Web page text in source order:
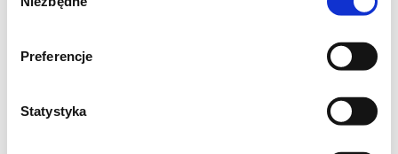
zgody
Preferencje
Statystyka